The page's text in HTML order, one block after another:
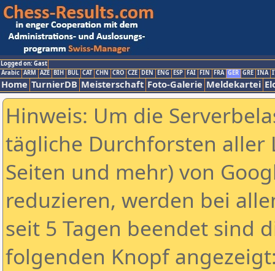
Logged on: Gast
Arabic ARM AZE BIH BUL CAT CHN CRO CZE DEN ENG ESP FAI FIN FRA GER GRE INA
Home TurnierDB Meisterschaft Foto-Galerie Meldekartei
Hinweis: Um die
tägliche Durchforsten aller
Seiten und mehr) von
reduzieren, werden bei
seit 5 Tagen beendet sind
folgenden Knopf